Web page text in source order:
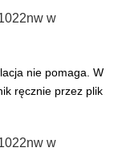
w
nie pomaga. W
ręcznie przez plik
w